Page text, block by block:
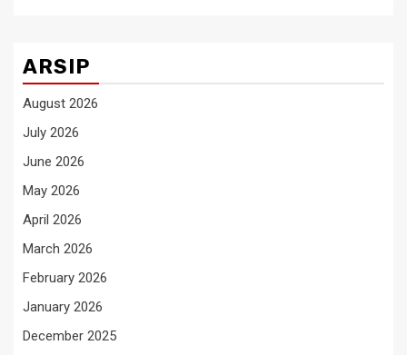
ARSIP
August 2026
July 2026
June 2026
May 2026
April 2026
March 2026
February 2026
January 2026
December 2025